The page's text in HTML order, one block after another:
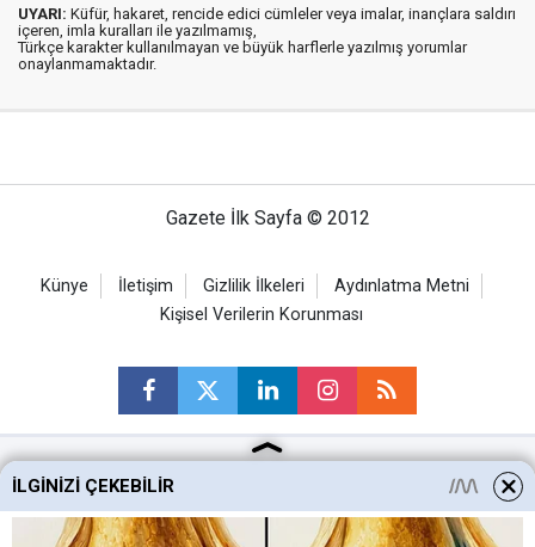
UYARI: Küfür, hakaret, rencide edici cümleler veya imalar, inançlara saldırı
içeren, imla kuralları ile yazılmamış,
Türkçe karakter kullanılmayan ve büyük harflerle yazılmış yorumlar
onaylanmamaktadır.
Gazete İlk Sayfa © 2012
Künye İletişim Gizlilik İlkeleri
Aydınlatma Metni
Kişisel Verilerin Korunması
Ankara Haberleri
Keçiören Haberleri
İLGINIZI ÇEKEBILIR